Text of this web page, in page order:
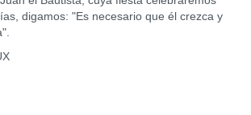
digamos: "Es necesario que él crezca y